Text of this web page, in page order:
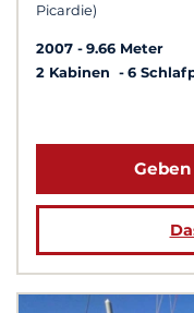
Picardie)
2007
9.66 Meter
2 Kabinen
6